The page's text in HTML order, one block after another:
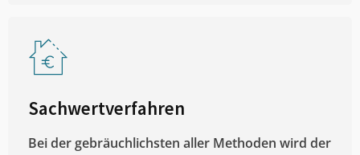
Sachwertverfahren
Bei der gebräuchlichsten aller Methoden wird der